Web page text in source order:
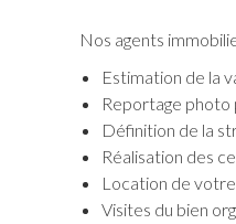
Nos agents
Estimation de la
Reportage photo
Définition de la
Réalisation des
Location de
Visites du bien